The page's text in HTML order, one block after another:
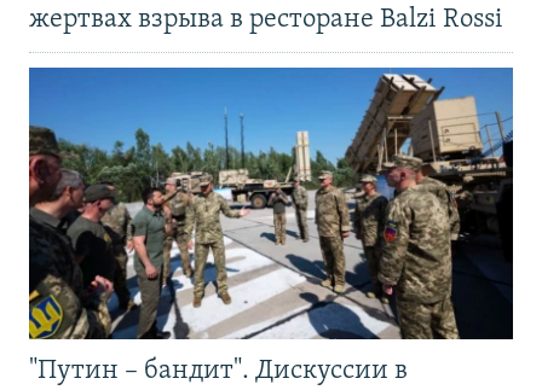
жертвах взрыва в ресторане Balzi Rossi
"Путин – бандит". Дискуссии в